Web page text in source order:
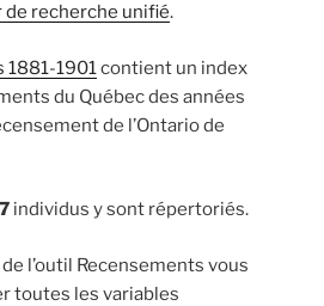
de recherche unifié.
1881-1901contient un index
du Québec des années
de l’Ontario de
individus y sont répertoriés.
l’outil Recensements vous
toutes les variables